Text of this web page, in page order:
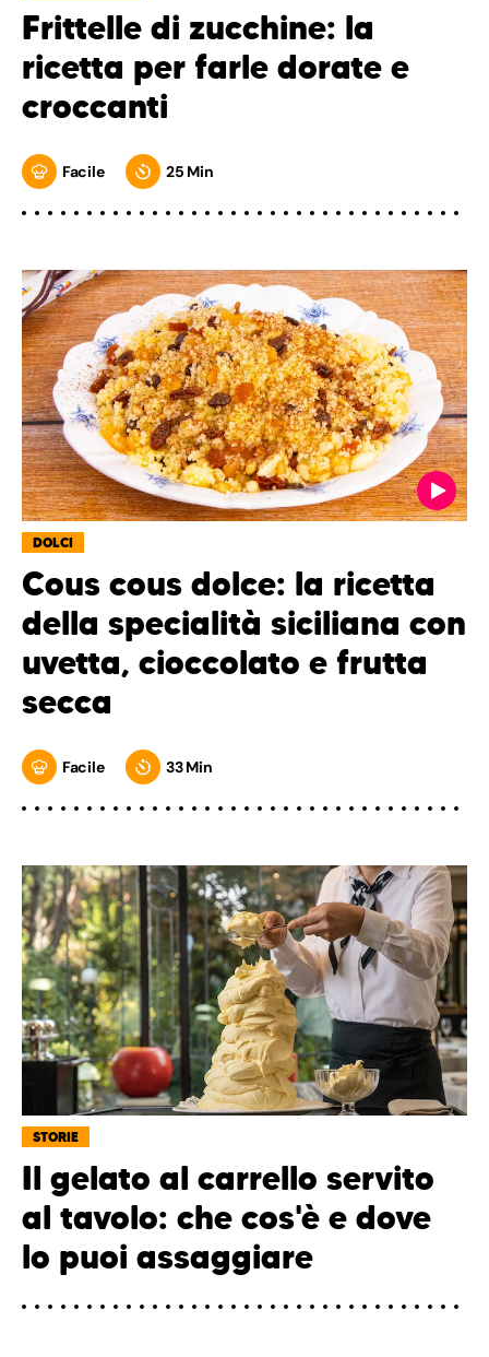
Frittelle di zucchine: la
ricetta per farle dorate e
croccanti
Facile 25 Min
DOLCI
Cous cous dolce: la ricetta
della specialità siciliana con
uvetta, cioccolato e frutta
secca
Facile 33 Min
STORIE
Il gelato al carrello servito
al tavolo: che cos'è e dove
lo puoi assaggiare